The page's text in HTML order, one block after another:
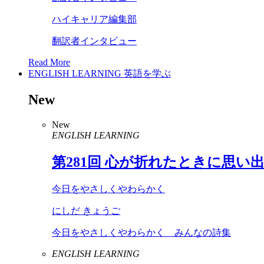
ハイキャリア編集部
翻訳者インタビュー
Read More
ENGLISH LEARNING 英語を学ぶ
New
New
ENGLISH LEARNING
第281 回 心が折れたときに思い
今日をやさしくやわらかく
にしだ きょうご
今日をやさしくやわらかく みんなの詩集
ENGLISH LEARNING